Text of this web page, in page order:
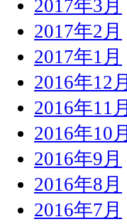
2017年3月
2017年2月
2017年1月
2016年12月
2016年11月
2016年10月
2016年9月
2016年8月
2016年7月